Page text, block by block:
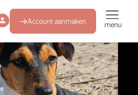
Account aanmaken menu